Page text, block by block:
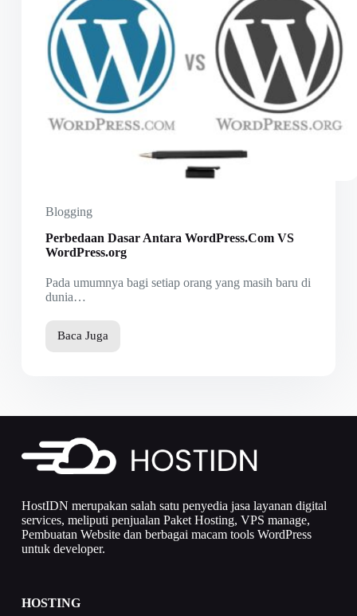
Blogging
Perbedaan Dasar Antara WordPress.Com VS
WordPress.org
Pada umumnya bagi setiap orang yang masih baru di
dunia…
Baca Juga
Perbedaan
HostIDN merupakan salah satu penyedia jasa layanan digital
services, meliputi penjualan Paket Hosting, VPS manage,
Pembuatan Website dan berbagai macam tools WordPress
untuk developer.
HOSTING